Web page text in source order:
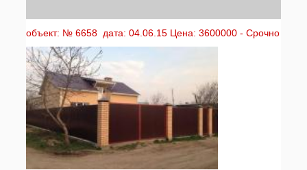
объект: № 6658 дата: 04.06.15 Цена: 3600000 - Срочно